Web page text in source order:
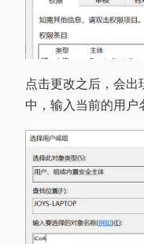
点击更改之后，会
中，输入当前的用户